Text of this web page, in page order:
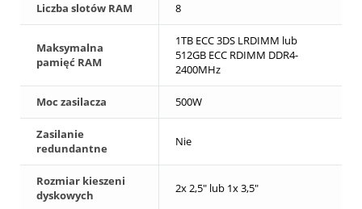
Liczba slotów RAM 8
Maksymalna
pamięć RAM
1TB ECC 3DS LRDIMM lub
512GB ECC RDIMM DDR4-
2400MHz
Moc zasilacza 500W
Zasilanie
redundantne
Nie
Rozmiar kieszeni
dyskowych
2x 2,5" lub 1x 3,5"